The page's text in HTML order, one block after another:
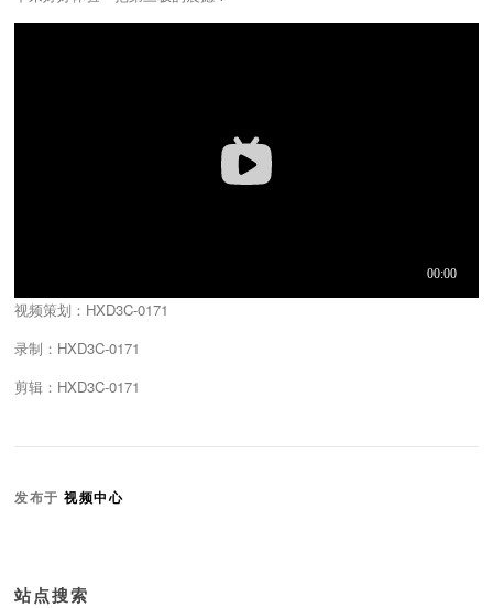
视频策划：HXD3C-0171
录制：HXD3C-0171
剪辑：HXD3C-0171
发布于视频中心
站点搜索